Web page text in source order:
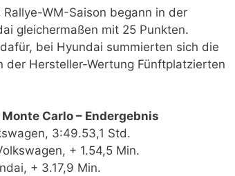
WM-Saison begann in der
gleichermaßen mit 25 Punkten.
bei Hyundai summierten sich die
der Hersteller-Wertung Fünftplatzierten
Carlo – Endergebnis
3:49.53,1 Std.
+ 1.54,5 Min.
+ 3.17,9 Min.